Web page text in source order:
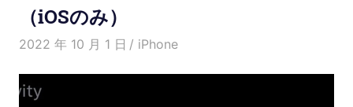
（iOSのみ）
2022 年 10 月 1 日 Kenny
iPhone